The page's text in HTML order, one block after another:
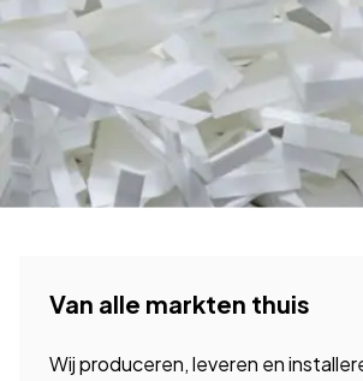
Van alle markten thuis
Wij produceren, leveren en